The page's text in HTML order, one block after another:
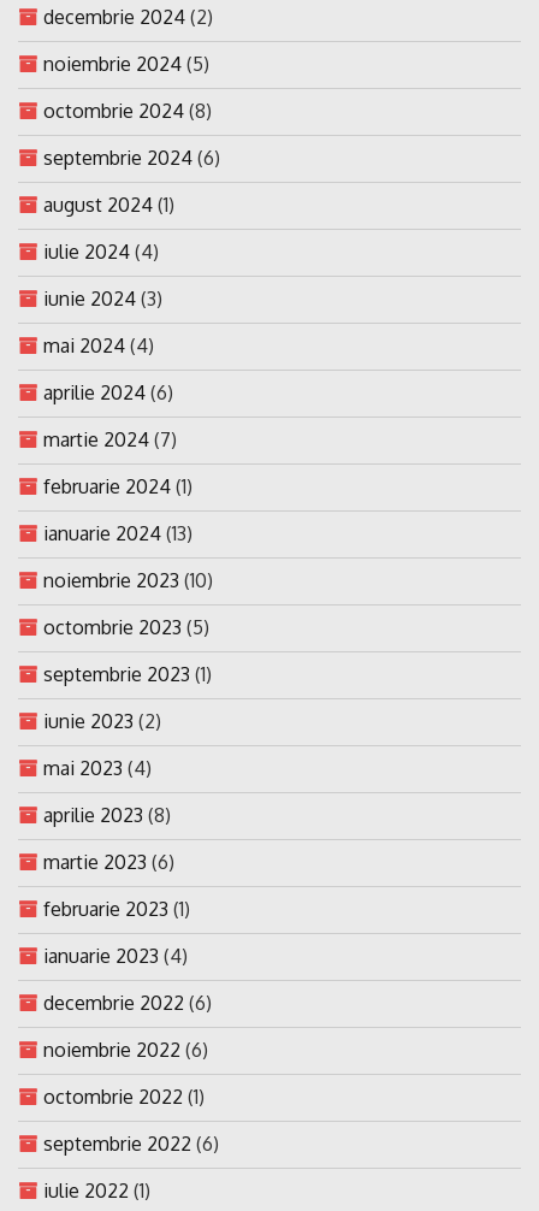
decembrie 2024 (2)
noiembrie 2024 (5)
octombrie 2024 (8)
septembrie 2024 (6)
august 2024 (1)
iulie 2024 (4)
iunie 2024 (3)
mai 2024 (4)
aprilie 2024 (6)
martie 2024 (7)
februarie 2024 (1)
ianuarie 2024 (13)
noiembrie 2023 (10)
octombrie 2023 (5)
septembrie 2023 (1)
iunie 2023 (2)
mai 2023 (4)
aprilie 2023 (8)
martie 2023 (6)
februarie 2023 (1)
ianuarie 2023 (4)
decembrie 2022 (6)
noiembrie 2022 (6)
octombrie 2022 (1)
septembrie 2022 (6)
iulie 2022 (1)